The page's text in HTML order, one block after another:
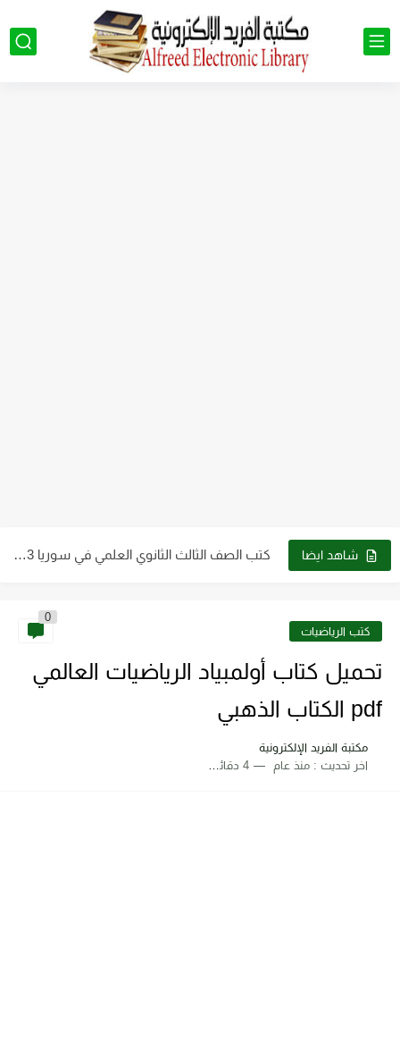
شاهد ايضا كتب الصف الثالث الثانوي العلمي في سوريا 2023 - 2024...
كتب الصف الثاني الثانوي علمي وأدبي ـ سوريا 2023 -... كتب الرياضيات
0
تحميل كتاب أولمبياد الرياضيات العالمي
pdf الكتاب الذهبي
مكتبة الفريد الإلكترونية
اخر تحديث :منذ عام 4 دقائق للقراءة